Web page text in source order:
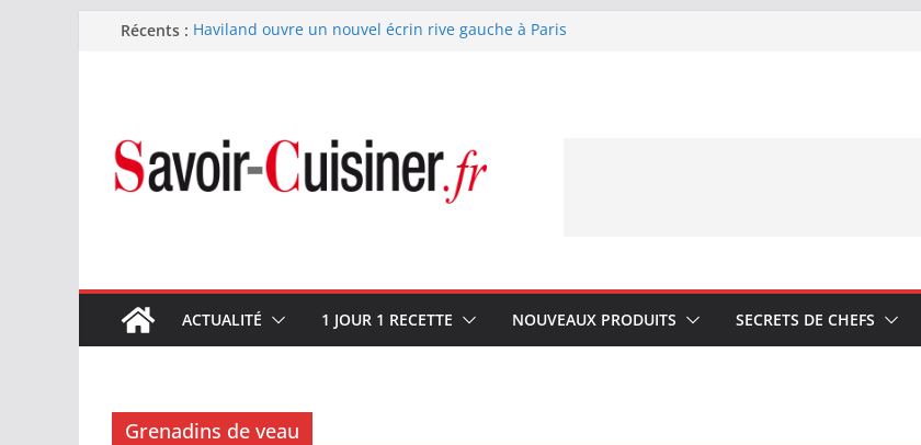
PasserRécents : Haviland ouvre un nouvel écrin rive gauche à Paris
Fête des Pères : le digestif se fait gourmand avec Laphroaig
et Arnaud Larher
Catawiki met aux enchères un whisky japonais Karuizawa
ACTUALITÉ 1 JOUR 1 RECETTE NOUVEAUX PRODUITS SECRETS DE CHEFS
Grenadins de veau